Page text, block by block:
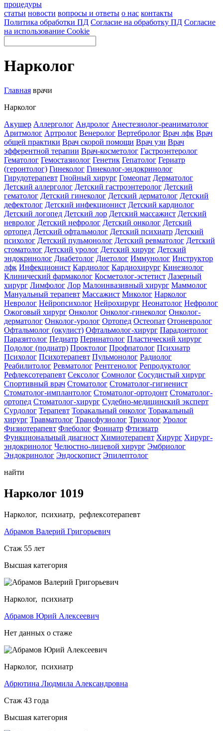
процедуры
статьи новости вопросы и ответы о нас контакты
Политика обработки ПД Согласие на обработку ПД Согласие
на использование Cookie
Нарколог
Главная врачи
Нарколог
Акушер Аллерголог Андролог Анестезиолог-реаниматолог
Аритмолог Артролог Венеролог Вертебролог Врач лфк Врач
общей практики Врач скорой помощи Врач узи Врач
эфферентной терапии Врач-косметолог Гастроэнтеролог
Гематолог Гемостазиолог Генетик Гепатолог Гериатр
(геронтолог) Гинеколог Гинеколог-эндокринолог
Гирудотерапевт Гнойный хирург Гомеопат Дерматолог
Детский аллерголог Детский гастроэнтеролог Детский
гематолог Детский гинеколог Детский дерматолог Детский
дефектолог Детский инфекционист Детский кардиолог
Детский логопед Детский лор Детский массажист Детский
невролог Детский нефролог Детский онколог Детский
ортопед Детский офтальмолог Детский психиатр Детский
психолог Детский пульмонолог Детский ревматолог Детский
стоматолог Детский уролог Детский хирург Детский
эндокринолог Диабетолог Диетолог Иммунолог Инструктор
лфк Инфекционист Кардиолог Кардиохирург Кинезиолог
Клинический фармаколог Косметолог-эстетист Лазерный
хирург Лимфолог Лор Малоинвазивный хирург Маммолог
Мануальный терапевт Массажист Миколог Нарколог
Невролог Нейропсихолог Нейрохирург Неонатолог Нефролог
Ожоговый хирург Онколог Онколог-гинеколог Онколог-
дерматолог Онколог-уролог Ортопед Остеопат Отоневролог
Офтальмолог (окулист) Офтальмолог-хирург Парадонтолог
Паразитолог Педиатр Перинатолог Пластический хирург
Подолог (подиатр) Проктолог Профпатолог Психиатр
Психолог Психотерапевт Пульмонолог Радиолог
Реабилитолог Ревматолог Рентгенолог Репродуктолог
Рефлексотерапевт Сексолог Сомнолог Сосудистый хирург
Спортивный врач Стоматолог Стоматолог-гигиенист
Стоматолог-имплантолог Стоматолог-ортодонт Стоматолог-
ортопед Стоматолог-хирург Судебно-медицинский эксперт
Сурдолог Терапевт Торакальный онколог Торакальный
хирург Травматолог Трансфузиолог Трихолог Уролог
Физиотерапевт Флеболог Фониатр Фтизиатр
Функциональный диагност Химиотерапевт Хирург Хирург-
эндокринолог Челюстно-лицевой хирург Эмбриолог
Эндокринолог Эндоскопист Эпилептолог
найти
Нарколог 1019
Нарколог, психиатр, рефлексотерапевт
Абрамов Валерий Григорьевич
Стаж 55 лет
Высшая категория
Нарколог, психиатр
Абрамов Юрий Алексеевич
Нет данных о стаже
Нарколог, психиатр
Абрютина Людмила Александровна
Стаж 43 года
Высшая категория